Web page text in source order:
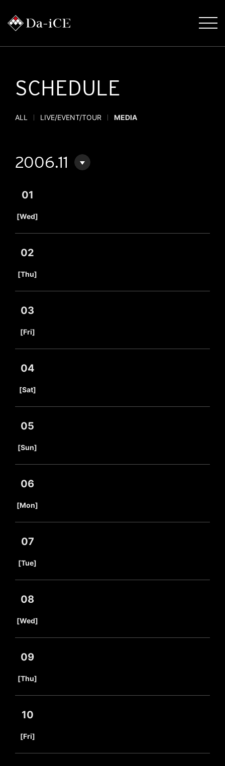
SCHEDULE
ALL LIVE/EVENT/TOUR MEDIA
2006.11
01
[Wed]
02
[Thu]
03
[Fri]
04
[Sat]
05
[Sun]
06
[Mon]
07
[Tue]
08
[Wed]
09
[Thu]
10
[Fri]